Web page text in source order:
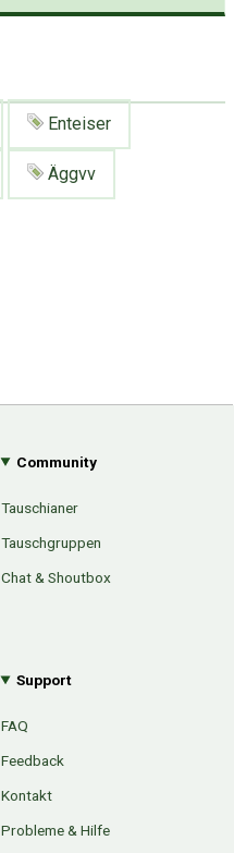
Kategoriewolke
Enteiser
Äggvv
Community
Tauschianer
Tauschgruppen
Chat & Shoutbox
Support
FAQ
Feedback
Kontakt
Probleme & Hilfe